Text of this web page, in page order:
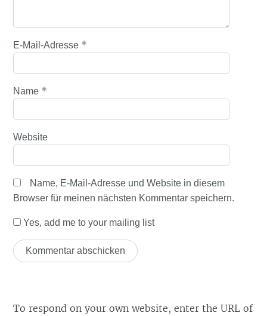
E-Mail-Adresse *
Name *
Website
Name, E-Mail-Adresse und Website in diesem
Browser für meinen nächsten Kommentar speichern.
Yes, add me to your mailing list
To respond on your own website, enter the URL of